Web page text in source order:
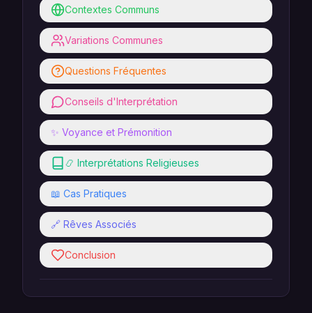
Contextes Communs
Variations Communes
Questions Fréquentes
Conseils d'Interprétation
✨ Voyance et Prémonition
📿 Interprétations Religieuses
📖 Cas Pratiques
🔗 Rêves Associés
Conclusion